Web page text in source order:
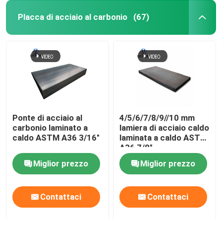
Placca di acciaio al carbonio (67)
Ponte di acciaio al
carbonio laminato a
caldo ASTM A36 3/16"
Miglior prezzo
Contattaci
4/5/6/7/8/9//10 mm
lamiera di acciaio caldo
laminata a caldo ASTM
A36 7/8"
Miglior prezzo
Contattaci